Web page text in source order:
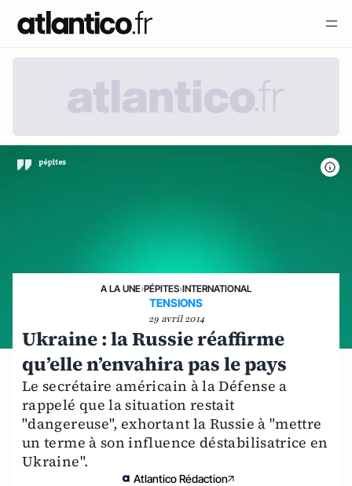
A LA UNE›PÉPITES›INTERNATIONAL
TENSIONS
29 avril 2014
Ukraine : la Russie réaffirme
qu’elle n’envahira pas le pays
Le secrétaire américain à la Défense a
rappelé que la situation restait
"dangereuse", exhortant la Russie à "mettre
un terme à son influence déstabilisatrice en
Ukraine".
Atlantico Rédaction